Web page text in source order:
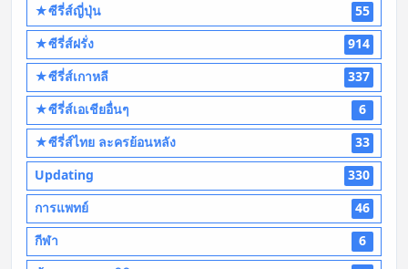
★ซีรี่ส์ญี่ปุ่น
55
★ซีรี่ส์ฝรั่ง
914
★ซีรี่ส์เกาหลี
337
★ซีรี่ส์เอเชียอื่นๆ
6
★ซีรี่ส์ไทย ละครย้อนหลัง
33
Updating
330
การแพทย์
46
กีฬา
6